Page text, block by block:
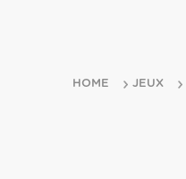
HOME JEUX